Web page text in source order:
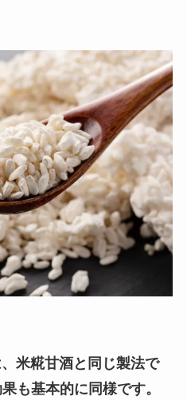
米糀甘酒と同じ製法で
も基本的に同様です。